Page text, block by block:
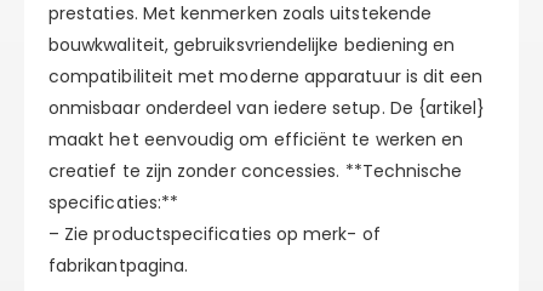
prestaties. Met kenmerken zoals uitstekende
bouwkwaliteit, gebruiksvriendelijke bediening en
compatibiliteit met moderne apparatuur is dit een
onmisbaar onderdeel van iedere setup. De {artikel}
maakt het eenvoudig om efficiënt te werken en
creatief te zijn zonder concessies. **Technische
specificaties:**
– Zie productspecificaties op merk- of
fabrikantpagina.